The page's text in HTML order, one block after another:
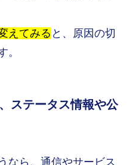
えてみる と、原因の切
。
ステータス情報や公
なら、通信やサービス